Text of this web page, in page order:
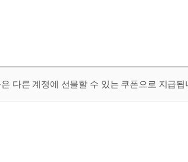
다른 계정에 선물할 수 있는 쿠폰으로 지급됩